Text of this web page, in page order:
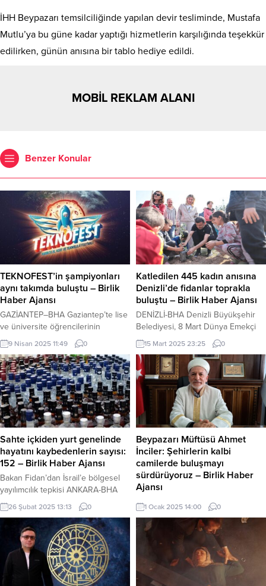
İHH Beypazarı temsilciliğinde yapılan devir tesliminde, Mustafa
Mutlu’ya bu güne kadar yaptığı hizmetlerin karşılığında teşekkür
edilirken, günün anısına bir tablo hediye edildi.
MOBİL REKLAM ALANI
Benzer Konular
TEKNOFEST’in şampiyonları
aynı takımda buluştu – Birlik
Haber Ajansı
GAZİANTEP–BHA Gaziantep’te lise
ve üniversite öğrencilerinin
oluşturduğu, Havacılık, Uzay ve
Teknoloji Festivali TEKNOFEST’te
çeşitli dereceler elde eden Astra
Roket Takımı ile Çağdaş Roket
Takımı, 2025 yılı organizasyonunda
birincilik için güçlerini birleştirdi.
Türkiye, yerli GPS ve bölgesel
konumlama sistemi kuruyor
Gaziantep Büyükşehir Belediyesi
tarafından kurulan Teknogaraj
bünyesinde 2021 yılında
çalışmalarına başlayan...
9 Nisan 2025 11:49 0
Katledilen 445 kadın anısına
Denizli’de fidanlar toprakla
buluştu – Birlik Haber Ajansı
DENİZLİ-BHA Denizli Büyükşehir
Belediyesi, 8 Mart Dünya Emekçi
Kadınlar Günü kapsamında anlamlı
bir etkinliğe imza attı.Aktepe
Mahallesinde düzenlenen fidan
dikim töreninde, 2024 yılında
katledilen 445 kadının anısına
fidanlar toprakla buluştu. Denizli’de
eğitim uçağı kazası! Denizli
Büyükşehir Belediyesi, 8 Mart
Dünya Emekçi Kadınlar Günü
kapsamında düzenlediği
etkinliklere bir yenisini ekledi.
Aktepe...
15 Mart 2025 23:25 0
Sahte içkiden yurt genelinde
hayatını kaybedenlerin sayısı:
152 – Birlik Haber Ajansı
Bakan Fidan’dan İsrail’e bölgesel
yayılımcılık tepkisi ANKARA-BHA
İçişleri Bakanlığı, sahte içki üretimi
ve ticaretine karşı yürütülen
mücadelede bu yıl içinde 780
operasyon gerçekleştirdi. Bu
operasyonlar kapsamında 983 kişi
gözaltına alınırken, 50 kişi
tutuklandı ve 75 kişi hakkında adli
26 Şubat 2025 13:13 0
Beypazarı Müftüsü Ahmet
İnciler: Şehirlerin kalbi
camilerde buluşmayı
sürdürüyoruz – Birlik Haber
Ajansı
Yaşar TONBAK/ANKARA-BHA
Beypazarı Müftüsü, “Yeni yılla
birlikte bu sabah, şehirlerin kalbi
camilerimizde buluşuyoruz.” dedi.
Program çerçevesinde Fatih
caminde sabah namazı buluşması
gerçekleştirildi. İlçe Müftüsü Ahmet
1 Ocak 2025 14:00 0